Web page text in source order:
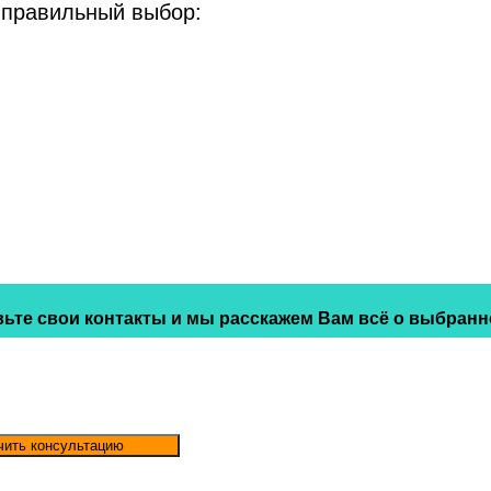
выбор:
свои контакты и мы расскажем Вам всё о